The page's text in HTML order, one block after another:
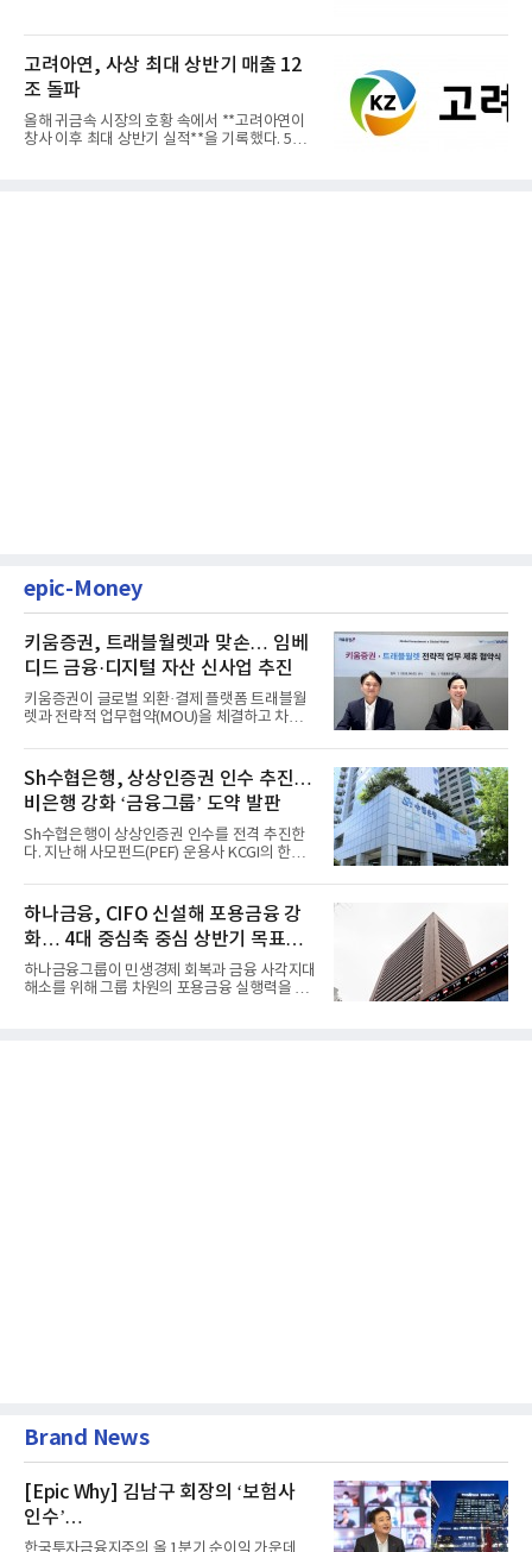
고려아연, 사상 최대 상반기 매출 12
조 돌파
올해 귀금속 시장의 호황 속에서 **고려아연이
창사 이후 최대 상반기 실적**을 기록했다. 5일
epic-Money
키움증권, 트래블월렛과 맞손… 임베
디드 금융·디지털 자산 신사업 추진
키움증권이 글로벌 외환·결제 플랫폼 트래블월
렛과 전략적 업무협약(MOU)을 체결하고 차세
Sh수협은행, 상상인증권 인수 추진…
비은행 강화 ‘금융그룹’ 도약 발판
Sh수협은행이 상상인증권 인수를 전격 추진한
다. 지난해 사모펀드(PEF) 운용사 KCGI의 한양
하나금융, CIFO 신설해 포용금융 강
화… 4대 중심축 중심 상반기 목표
60% 달성
하나금융그룹이 민생경제 회복과 금융 사각지대
해소를 위해 그룹 차원의 포용금융 실행력을 대
Brand News
[Epic Why] 김남구 회장의 ‘보험사
인수’
발걸음이 신중해진 배경은?